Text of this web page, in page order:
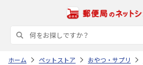
ホーム ペットストア おやつ・サプリ